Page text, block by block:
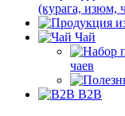
(курага, изюм,
Чай
чаев
B2B